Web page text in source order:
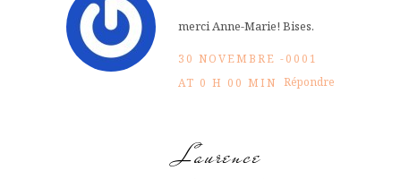
merci Anne-Marie! Bises.
30 NOVEMBRE -0001
AT 0 H 00 MIN Répondre
Laurence